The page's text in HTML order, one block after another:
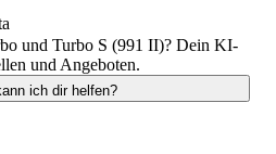
und Turbo S (991 II)? Dein KI-
und Angeboten.
ich dir helfen?